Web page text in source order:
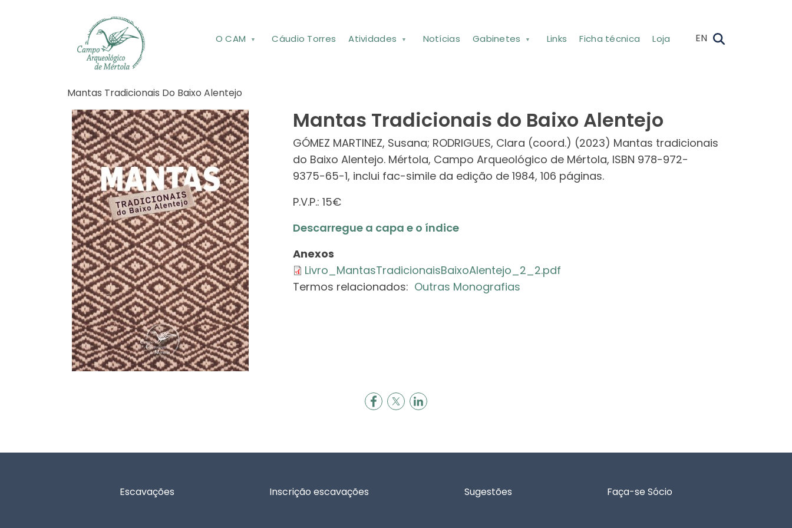
O CAM Cáudio Torres Atividades Notícias Gabinetes Links Ficha técnica Loja EN
Navegação estrutural
Mantas Tradicionais Do Baixo Alentejo
Mantas Tradicionais do Baixo Alentejo
GÓMEZ MARTINEZ, Susana; RODRIGUES, Clara (coord.) (2023) Mantas tradicionais
do Baixo Alentejo. Mértola, Campo Arqueológico de Mértola, ISBN 978-972-
9375-65-1, inclui fac-simile da edição de 1984, 106 páginas.
P.V.P.: 15€
Descarregue a capa e o índice
Anexos
Livro_MantasTradicionaisBaixoAlentejo_2_2.pdf
Termos relacionados: Outras Monografias
Escavações Inscrição escavações Sugestões Faça-se Sócio